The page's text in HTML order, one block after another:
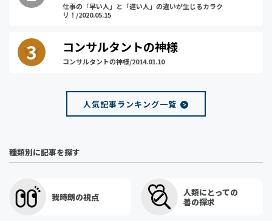
仕事の「早い人」と「遅い人」の違いが生じるカラク
リ！/2020.05.15
コンサルタントの神様
コンサルタントの神様/2014.01.10
人気記事ランキング一覧
種類別に記事を探す
我時朗の視点
人類にとっての
善の探求